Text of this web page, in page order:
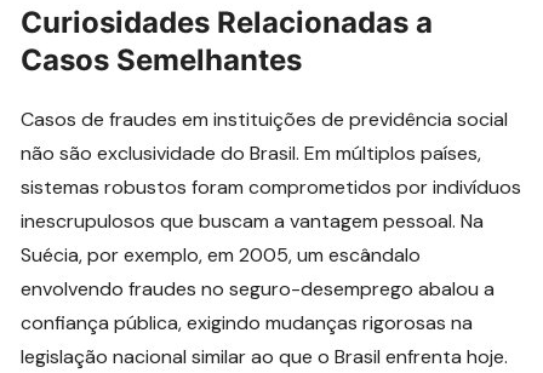
Curiosidades Relacionadas a
Casos Semelhantes
Casos de fraudes em instituições de previdência social
não são exclusividade do Brasil. Em múltiplos países,
sistemas robustos foram comprometidos por indivíduos
inescrupulosos que buscam a vantagem pessoal. Na
Suécia, por exemplo, em 2005, um escândalo
envolvendo fraudes no seguro-desemprego abalou a
confiança pública, exigindo mudanças rigorosas na
legislação nacional similar ao que o Brasil enfrenta hoje.